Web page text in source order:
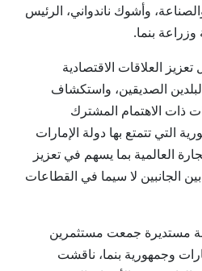
وأشوك ناندواني، الرئيس
وزراعة بنما.
العلاقات الاقتصادية
البلدين الصديقين، واستكشاف
ذات الاهتمام المشترك
التي تتمتع بها دولة الإمارات
العالمية بما يسهم في تعزيز
الجانبين لا سيما في القطاعات
مستديرة جمعت مستثمرين
وجمهورية بنما، ناقشت